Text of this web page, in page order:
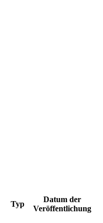
Typ
Datum der
Veröffentlichung